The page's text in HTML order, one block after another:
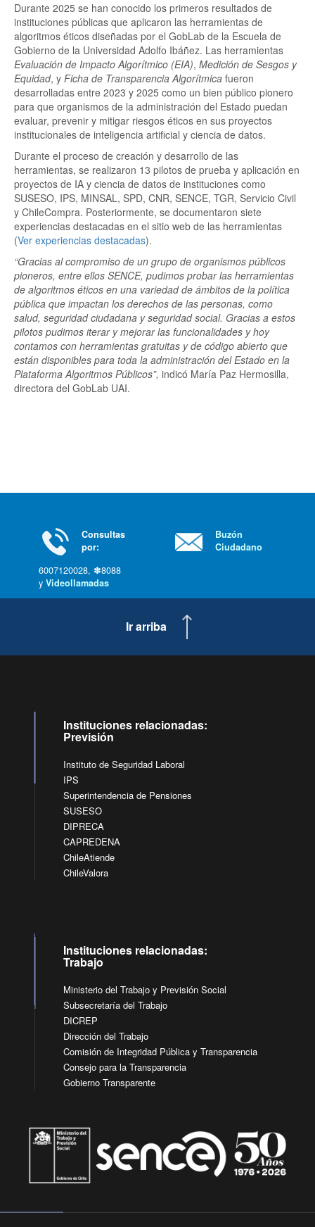
Durante 2025 se han conocido los primeros resultados de
instituciones públicas que aplicaron las herramientas de
algoritmos éticos diseñadas por el GobLab de la Escuela de
Gobierno de la Universidad Adolfo Ibáñez. Las herramientas
Evaluación de Impacto Algorítmico (EIA), Medición de Sesgos y
Equidad, y Ficha de Transparencia Algorítmica fueron
desarrolladas entre 2023 y 2025 como un bien público pionero
para que organismos de la administración del Estado puedan
evaluar, prevenir y mitigar riesgos éticos en sus proyectos
institucionales de inteligencia artificial y ciencia de datos.
Durante el proceso de creación y desarrollo de las
herramientas, se realizaron 13 pilotos de prueba y aplicación en
proyectos de IA y ciencia de datos de instituciones como
SUSESO, IPS, MINSAL, SPD, CNR, SENCE, TGR, Servicio Civil
y ChileCompra. Posteriormente, se documentaron siete
experiencias destacadas en el sitio web de las herramientas
(Ver experiencias destacadas).
“Gracias al compromiso de un grupo de organismos públicos
pioneros, entre ellos SENCE, pudimos probar las herramientas
de algoritmos éticos en una variedad de ámbitos de la política
pública que impactan los derechos de las personas, como
salud, seguridad ciudadana y seguridad social. Gracias a estos
pilotos pudimos iterar y mejorar las funcionalidades y hoy
contamos con herramientas gratuitas y de código abierto que
están disponibles para toda la administración del Estado en la
Plataforma Algoritmos Públicos”, indicó María Paz Hermosilla,
directora del GobLab UAI.
Consultas
por:
6007120028, ✽8088
y Videollamadas
Buzón
Ciudadano
Ir arriba
Instituciones relacionadas:
Previsión
Instituto de Seguridad Laboral
IPS
Superintendencia de Pensiones
SUSESO
DIPRECA
CAPREDENA
ChileAtiende
ChileValora
Instituciones relacionadas:
Trabajo
Ministerio del Trabajo y Previsión Social
Subsecretaría del Trabajo
DICREP
Dirección del Trabajo
Comisión de Integridad Pública y Transparencia
Consejo para la Transparencia
Gobierno Transparente